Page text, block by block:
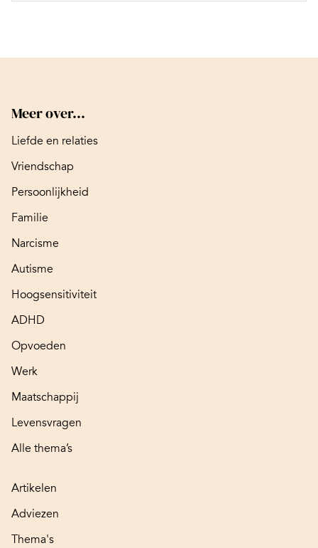
Meer over...
Liefde en relaties
Vriendschap
Persoonlijkheid
Familie
Narcisme
Autisme
Hoogsensitiviteit
ADHD
Opvoeden
Werk
Maatschappij
Levensvragen
Alle thema’s
Artikelen
Adviezen
Thema's